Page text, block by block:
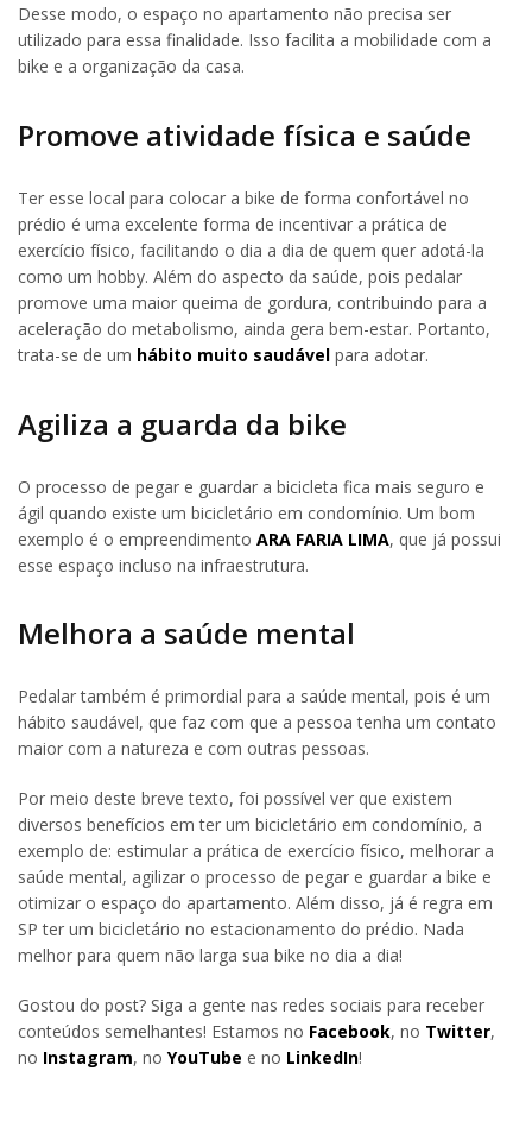
Desse modo, o espaço no apartamento não precisa ser
utilizado para essa finalidade. Isso facilita a mobilidade com a
bike e a organização da casa.
Promove atividade física e saúde
Ter esse local para colocar a bike de forma confortável no
prédio é uma excelente forma de incentivar a prática de
exercício físico, facilitando o dia a dia de quem quer adotá-la
como um hobby. Além do aspecto da saúde, pois pedalar
promove uma maior queima de gordura, contribuindo para a
aceleração do metabolismo, ainda gera bem-estar. Portanto,
trata-se de um hábito muito saudável para adotar.
Agiliza a guarda da bike
O processo de pegar e guardar a bicicleta fica mais seguro e
ágil quando existe um bicicletário em condomínio. Um bom
exemplo é o empreendimento ARA FARIA LIMA, que já possui
esse espaço incluso na infraestrutura.
Melhora a saúde mental
Pedalar também é primordial para a saúde mental, pois é um
hábito saudável, que faz com que a pessoa tenha um contato
maior com a natureza e com outras pessoas.
Por meio deste breve texto, foi possível ver que existem
diversos benefícios em ter um bicicletário em condomínio, a
exemplo de: estimular a prática de exercício físico, melhorar a
saúde mental, agilizar o processo de pegar e guardar a bike e
otimizar o espaço do apartamento. Além disso, já é regra em
SP ter um bicicletário no estacionamento do prédio. Nada
melhor para quem não larga sua bike no dia a dia!
Gostou do post? Siga a gente nas redes sociais para receber
conteúdos semelhantes! Estamos no Facebook, no Twitter,
no Instagram, no YouTube e no LinkedIn!